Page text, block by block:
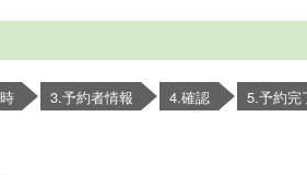
3.予約者情報 4.確認 5.予約完